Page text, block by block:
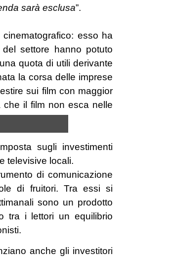
sarà esclusa”.
esso ha
settore hanno potuto
quota di utili derivante
la corsa delle imprese
sui film con maggior
che il film non esca nelle
sugli investimenti
televisive locali.
di comunicazione
di fruitori. Tra essi si
sono un prodotto
tra i lettori un equilibrio
anche gli investitori